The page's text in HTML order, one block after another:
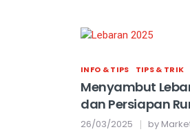
INFO & TIPS TIPS & TRIK
Menyambut
dan Persiapan
26/03/2025 by